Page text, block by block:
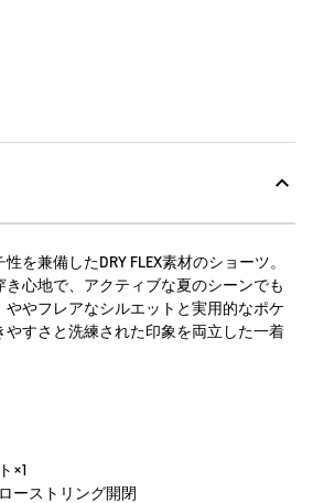
を兼備したDRY FLEX素材のショーツ。
心地で、アクティブな夏のシーンでも
やフレアなシルエットと実用的なポケ
やすさと洗練された印象を両立した一着
×1
ーストリング開閉